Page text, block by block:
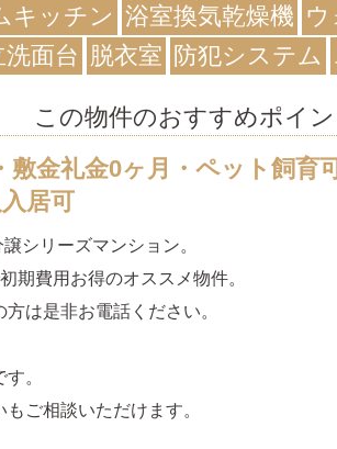
キッチン 浴室換気乾燥機
洗面台 脱衣室 防犯システム
この物件のおすすめポイ
敷金礼金0ヶ月・ペット飼育
居可
シリーズマンション。
期費用お得のオススメ物件。
は是非お電話ください。
。
ご相談いただけます。